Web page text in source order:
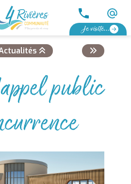
Je visite...
public